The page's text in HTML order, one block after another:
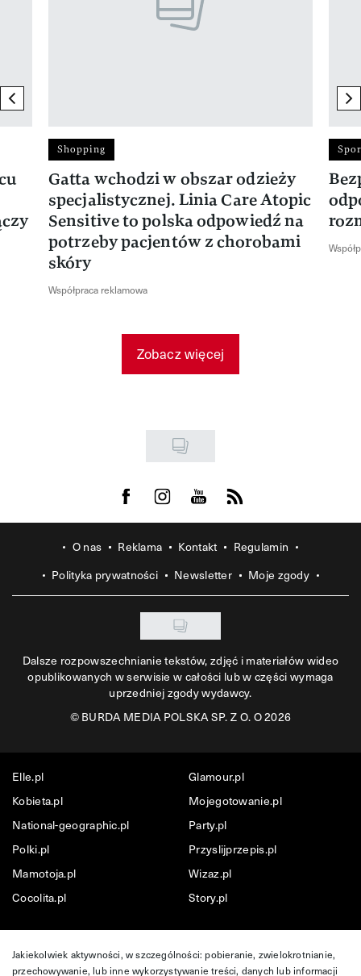
previous element
Shopping
Gatta wchodzi w obszar odzieży
specjalistycznej. Linia Care Atopic
Sensitive to polska odpowiedź na
potrzeby pacjentów z chorobami
skóry
Współpraca reklamowa
Zobacz więcej
Visit us on Facebook
Visit us on Instagram
Visit us on Youtube
Visit us on Rss
O nas Reklama Kontakt
Regulamin
Polityka prywatności
Newsletter Moje zgody
Dalsze rozpowszechnianie tekstów, zdjęć i materiałów wideo
opublikowanych w serwisie w całości lub w części wymaga
uprzedniej zgody wydawcy.
©BURDA MEDIA POLSKA SP. Z O. O 2026
Elle.pl
Glamour.pl
Kobieta.pl
Mojegotowanie.pl
National-geographic.pl
Party.pl
Polki.pl
Przyslijprzepis.pl
Mamotoja.pl
Wizaz.pl
Cocolita.pl
Story.pl
Jakiekolwiek aktywności, w szczególności: pobieranie, zwielokrotnianie,
przechowywanie, lub inne wykorzystywanie treści, danych lub informacji